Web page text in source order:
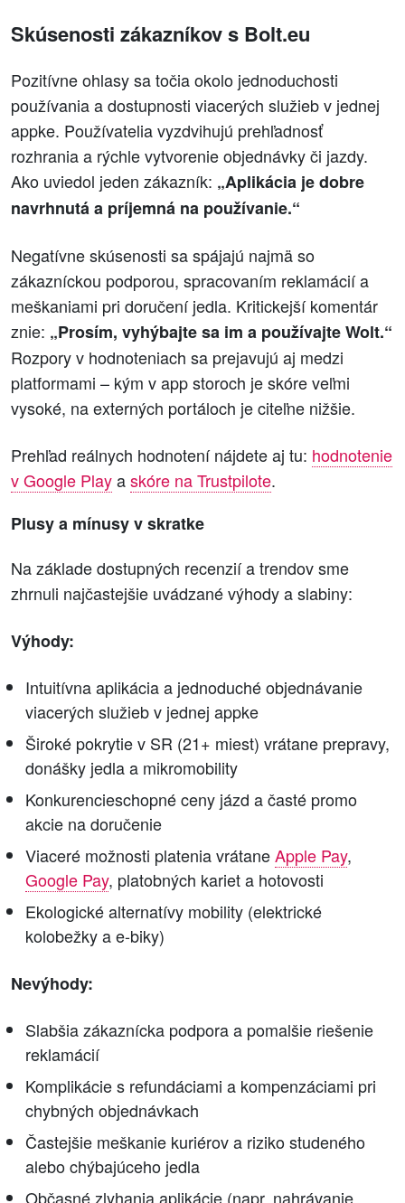
Skúsenosti zákazníkov s Bolt.eu
Pozitívne ohlasy sa točia okolo jednoduchosti
používania a dostupnosti viacerých služieb v jednej
appke. Používatelia vyzdvihujú prehľadnosť
rozhrania a rýchle vytvorenie objednávky či jazdy.
Ako uviedol jeden zákazník: „Aplikácia je dobre
navrhnutá a príjemná na používanie.“
Negatívne skúsenosti sa spájajú najmä so
zákazníckou podporou, spracovaním reklamácií a
meškaniami pri doručení jedla. Kritickejší komentár
znie: „Prosím, vyhýbajte sa im a používajte Wolt.“
Rozpory v hodnoteniach sa prejavujú aj medzi
platformami – kým v app storoch je skóre veľmi
vysoké, na externých portáloch je citeľne nižšie.
Prehľad reálnych hodnotení nájdete aj tu: hodnotenie
v Google Playaskóre na Trustpilote.
Plusy a mínusy v skratke
Na základe dostupných recenzií a trendov sme
zhrnuli najčastejšie uvádzané výhody a slabiny:
Výhody:
Intuitívna aplikácia a jednoduché objednávanie
viacerých služieb v jednej appke
Široké pokrytie v SR (21+ miest) vrátane prepravy,
donášky jedla a mikromobility
Konkurencieschopné ceny jázd a časté promo
akcie na doručenie
Viaceré možnosti platenia vrátaneApple Pay,
Google Pay, platobných kariet a hotovosti
Ekologické alternatívy mobility (elektrické
kolobežky a e-biky)
Nevýhody:
Slabšia zákaznícka podpora a pomalšie riešenie
reklamácií
Komplikácie s refundáciami a kompenzáciami pri
chybných objednávkach
Častejšie meškanie kuriérov a riziko studeného
alebo chýbajúceho jedla
Občasné zlyhania aplikácie (napr. nahrávanie